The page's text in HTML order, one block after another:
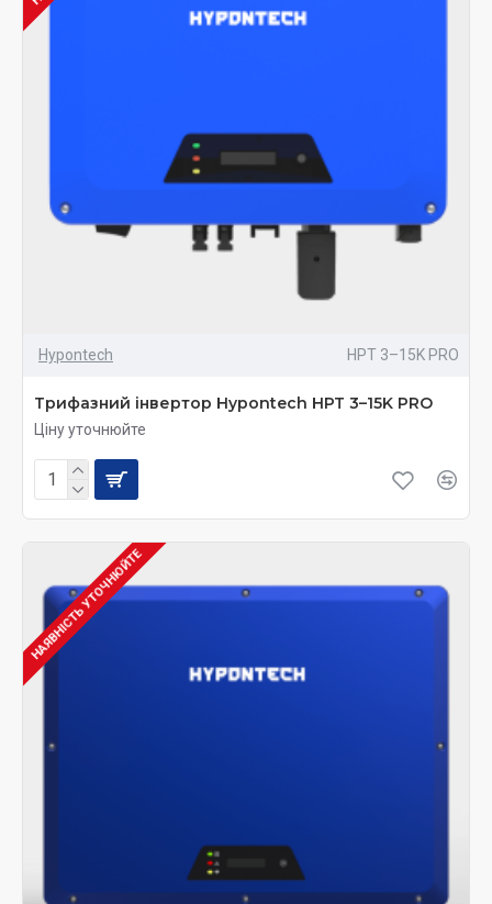
Hypontech HPT 3–15K PRO
Трифазний інвертор Hypontech HPT 3–15K PRO
Ціну уточнюйте
НАЯВНІСТЬ УТОЧНЮЙТЕ